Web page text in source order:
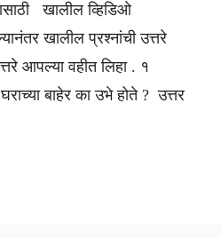
खालील व्हिडिओ
खालील प्रश्नांची उत्तरे
आपल्या वहीत लिहा . १
बाहेर का उभे होते ? उत्तर